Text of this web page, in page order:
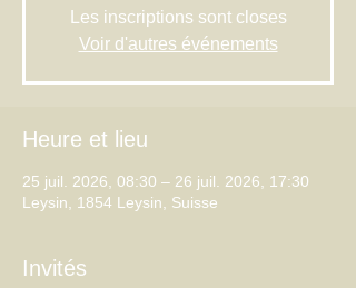
Les inscriptions sont closes
Voir d'autres événements
Heure et lieu
25 juil. 2026, 08:30 – 26 juil. 2026, 17:30
Leysin, 1854 Leysin, Suisse
Invités